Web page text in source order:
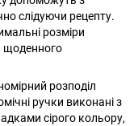
слідуючи рецепту.
розміри
щоденного
розподіл
ручки виконані з
сірого кольору,